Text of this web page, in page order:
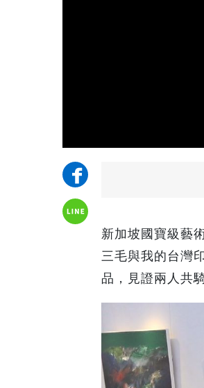
新加坡國寶級藝
三毛與我的台灣
品，見證兩人共